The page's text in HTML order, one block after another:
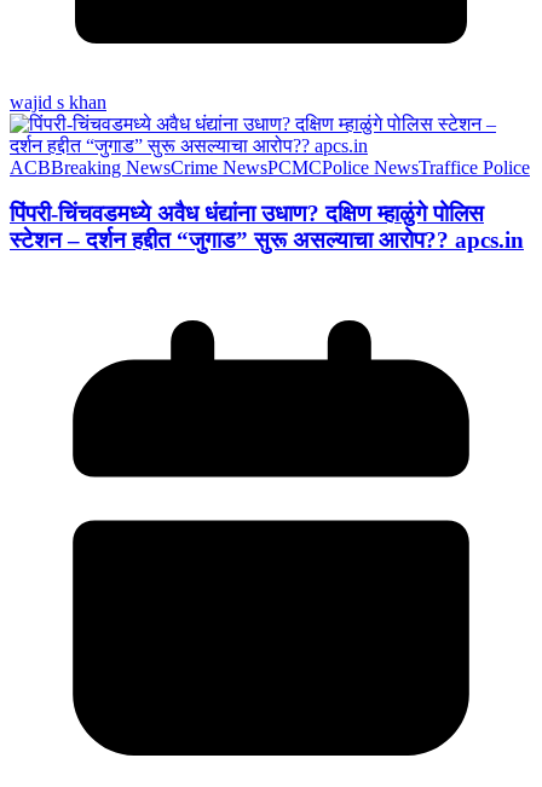
wajid s khan
ACBBreaking NewsCrime NewsPCMCPolice NewsTraffice Police
पिंपरी-चिंचवडमध्ये अवैध धंद्यांना उधाण? दक्षिण म्हाळुंगे पोलिस
स्टेशन – दर्शन हद्दीत “जुगाड” सुरू असल्याचा आरोप?? apcs.in